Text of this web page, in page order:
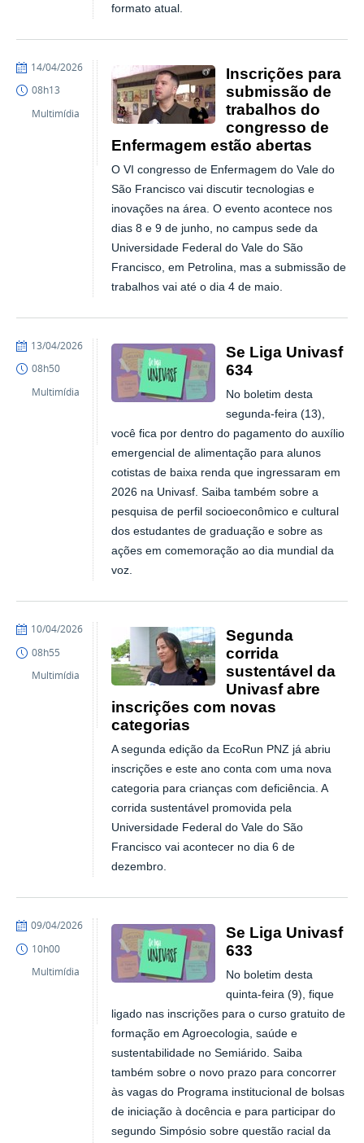
formato atual.
Inscrições para
submissão de
trabalhos do
congresso de
Enfermagem estão abertas
O VI congresso de Enfermagem do Vale do
São Francisco vai discutir tecnologias e
inovações na área. O evento acontece nos
dias 8 e 9 de junho, no campus sede da
Universidade Federal do Vale do São
Francisco, em Petrolina, mas a submissão de
trabalhos vai até o dia 4 de maio.
publicado
14/04/2026
08h13
Multimídia
Se Liga Univasf
634
No boletim desta
segunda-feira (13),
você fica por dentro do pagamento do auxílio
emergencial de alimentação para alunos
cotistas de baixa renda que ingressaram em
2026 na Univasf. Saiba também sobre a
pesquisa de perfil socioeconômico e cultural
dos estudantes de graduação e sobre as
ações em comemoração ao dia mundial da
voz.
publicado
13/04/2026
08h50
Multimídia
Segunda
corrida
sustentável da
Univasf abre
inscrições com novas
categorias
A segunda edição da EcoRun PNZ já abriu
inscrições e este ano conta com uma nova
categoria para crianças com deficiência. A
corrida sustentável promovida pela
Universidade Federal do Vale do São
Francisco vai acontecer no dia 6 de
dezembro.
publicado
10/04/2026
08h55
Multimídia
Se Liga Univasf
633
No boletim desta
quinta-feira (9), fique
ligado nas inscrições para o curso gratuito de
formação em Agroecologia, saúde e
sustentabilidade no Semiárido. Saiba
também sobre o novo prazo para concorrer
às vagas do Programa institucional de bolsas
de iniciação à docência e para participar do
segundo Simpósio sobre questão racial da
publicado
09/04/2026
10h00
Multimídia